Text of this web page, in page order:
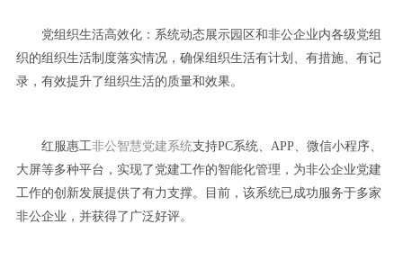
党组织生活高效化：系统动态展示园区和非公企业内各级党组
织的组织生活制度落实情况，确保组织生活有计划、有措施、有记
录，有效提升了组织生活的质量和效果。
红服惠工非公智慧党建系统支持PC系统、APP、微信小程序、
大屏等多种平台，实现了党建工作的智能化管理，为非公企业党建
工作的创新发展提供了有力支撑。目前，该系统已成功服务于多家
非公企业，并获得了广泛好评。